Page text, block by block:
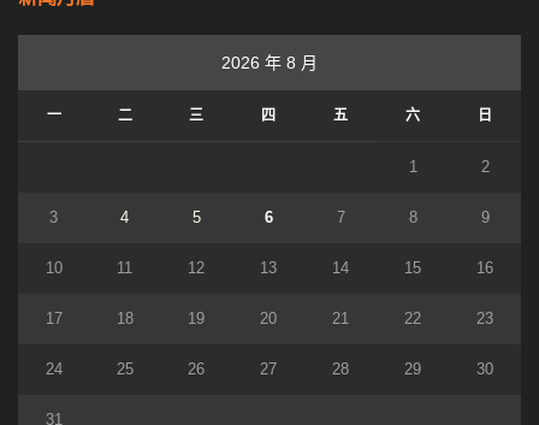
2026 年 8 月
一 二 三 四 五 六 日
1 2
3 4 5 6 7 8 9
10 11 12 13 14 15 16
17 18 19 20 21 22 23
24 25 26 27 28 29 30
31